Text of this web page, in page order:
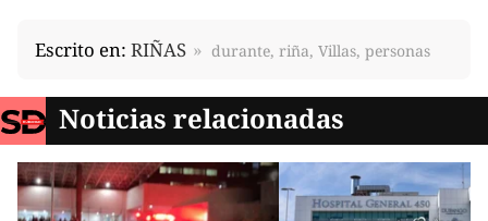
Escrito en: RIÑAS durante, riña, Villas, personas
Noticias relacionadas